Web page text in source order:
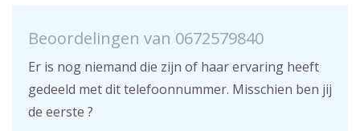
Beoordelingen van 0672579840
Er is nog niemand die zijn of haar ervaring heeft
gedeeld met dit telefoonnummer. Misschien ben jij
de eerste ?